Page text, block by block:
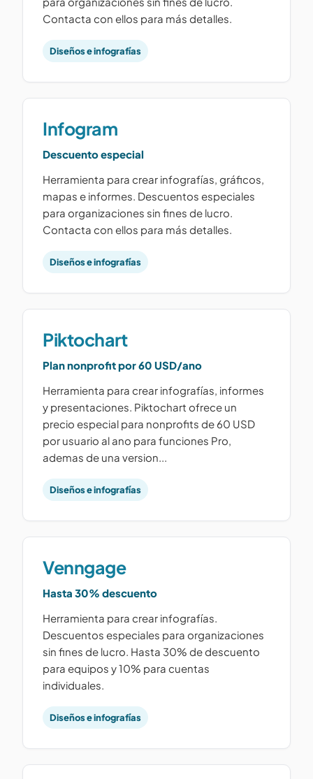
Contacta con ellos para más detalles.
Diseños e infografías
Infogram
Descuento especial
Herramienta para crear infografías, gráficos,
mapas e informes. Descuentos especiales
para organizaciones sin fines de lucro.
Contacta con ellos para más detalles.
Diseños e infografías
Piktochart
Plan nonprofit por 60 USD/ano
Herramienta para crear infografías, informes
y presentaciones. Piktochart ofrece un
precio especial para nonprofits de 60 USD
por usuario al ano para funciones Pro,
ademas de una version...
Diseños e infografías
Venngage
Hasta 30% descuento
Herramienta para crear infografías.
Descuentos especiales para organizaciones
sin fines de lucro. Hasta 30% de descuento
para equipos y 10% para cuentas
individuales.
Diseños e infografías